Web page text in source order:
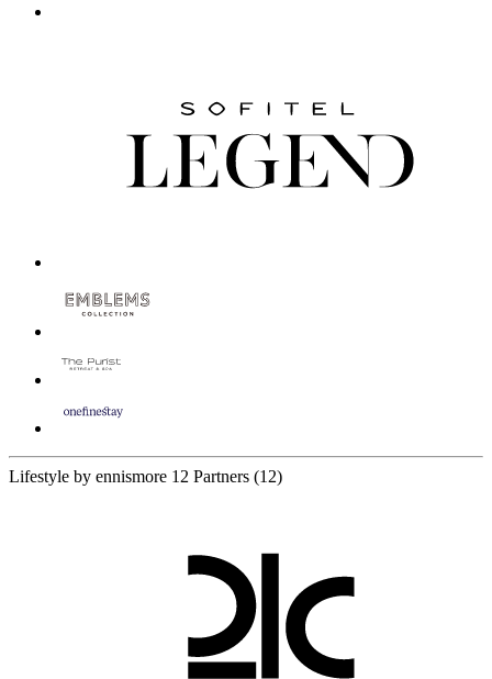
Lifestyle by ennismore 12 Partners (12)